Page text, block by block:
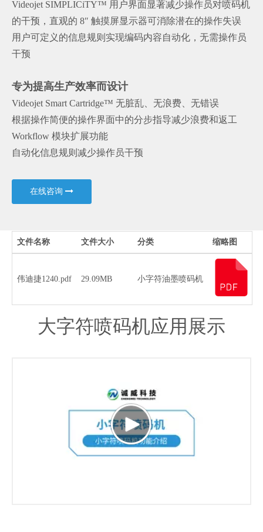
Videojet SIMPLICiTY™ 用户界面显著减少操作员对喷码机
的干预，直观的 8″ 触摸屏显示器可消除潜在的操作失误
用户可定义的信息规则实现编码内容自动化，无需操作员
干预
专为提高生产效率而设计
Videojet Smart Cartridge™ 无脏乱、无浪费、无错误
根据操作简便的操作界面中的分步指导减少浪费和返工
Workflow 模块扩展功能
自动化信息规则减少操作员干预
在线咨询
文件名称 文件大小 分类 缩略图
伟迪捷1240.pdf 29.09MB 小字符油墨喷码机
大字符喷码机应用展示